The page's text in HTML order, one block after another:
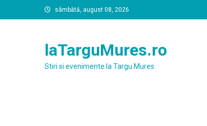
to
sâmbătă, august 08, 2026
laTarguMures.ro
Stiri si evenimente la Targu Mures